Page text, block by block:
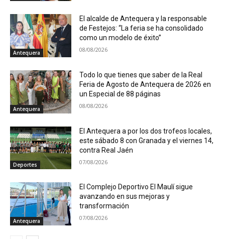
Antequera
El alcalde de Antequera y la responsable
de Festejos: “La feria se ha consolidado
como un modelo de éxito”
08/08/2026
Antequera
Todo lo que tienes que saber de la Real
Feria de Agosto de Antequera de 2026 en
un Especial de 88 páginas
08/08/2026
Deportes
El Antequera a por los dos trofeos locales,
este sábado 8 con Granada y el viernes 14,
contra Real Jaén
07/08/2026
Antequera
El Complejo Deportivo El Maulí sigue
avanzando en sus mejoras y
transformación
07/08/2026